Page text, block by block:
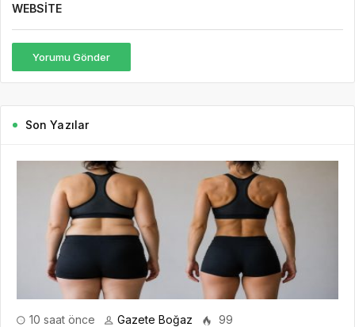
WEBSITE
Yorumu Gönder
Son Yazılar
10 saat önce Gazete Boğaz 99